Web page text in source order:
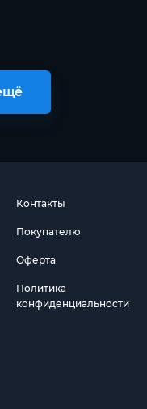
Контакты
Покупателю
Оферта
Политика
конфиденциальности